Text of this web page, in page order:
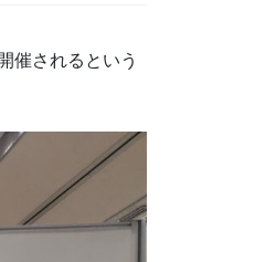
催されるという